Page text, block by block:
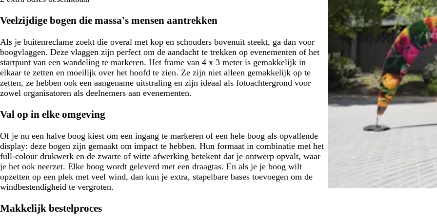
l
u
w
r
j
s
l
u
w
sel
u
w
o
z
e
o
e
n
r
i
j
s
o
e
n
Veelzijdige bogen die massa's mensen aantrekken
Als je buitenreclame zoekt die overal met kop en schouders bovenuit steekt, ga dan voor
boogvlaggen. Deze vlaggen zijn perfect om de aandacht te trekken op evenementen of het
startpunt van een wandeling te markeren. Het frame van 4 x 3 meter is gemakkelijk in
elkaar te zetten en moeilijk over het hoofd te zien. Ze zijn niet alleen gemakkelijk op te
zetten, ze hebben ook een aangename uitstraling en zijn ideaal als fotoachtergrond voor
zowel organisatoren als deelnemers aan evenementen.
Val op in elke omgeving
Of je nu een halve boog kiest om een ingang te markeren of een hele boog als opvallende
display: deze bogen zijn gemaakt om impact te hebben. Hun formaat in combinatie met het
full-colour drukwerk en de zwarte of witte afwerking betekent dat je ontwerp opvalt, waar
je het ook neerzet. Elke boog wordt geleverd met een draagtas. En als je je boog wilt
opzetten op een plek met veel wind, dan kun je extra, stapelbare bases toevoegen om de
windbestendigheid te vergroten.
Makkelijk bestelproces